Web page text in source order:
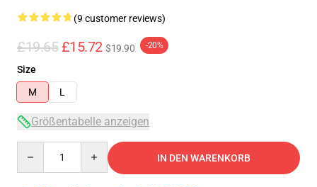
(9 customer reviews)
£19.65 £15.72 $19.90 -20%
Size
M
L
Größentabelle anzeigen
IN DEN WARENKORB